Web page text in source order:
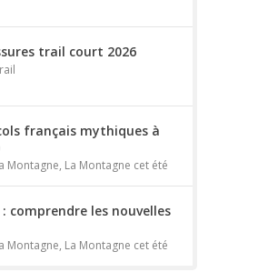
trail court 2026
français mythiques à
Montagne, La Montagne cet été
: comprendre les nouvelles
Montagne, La Montagne cet été